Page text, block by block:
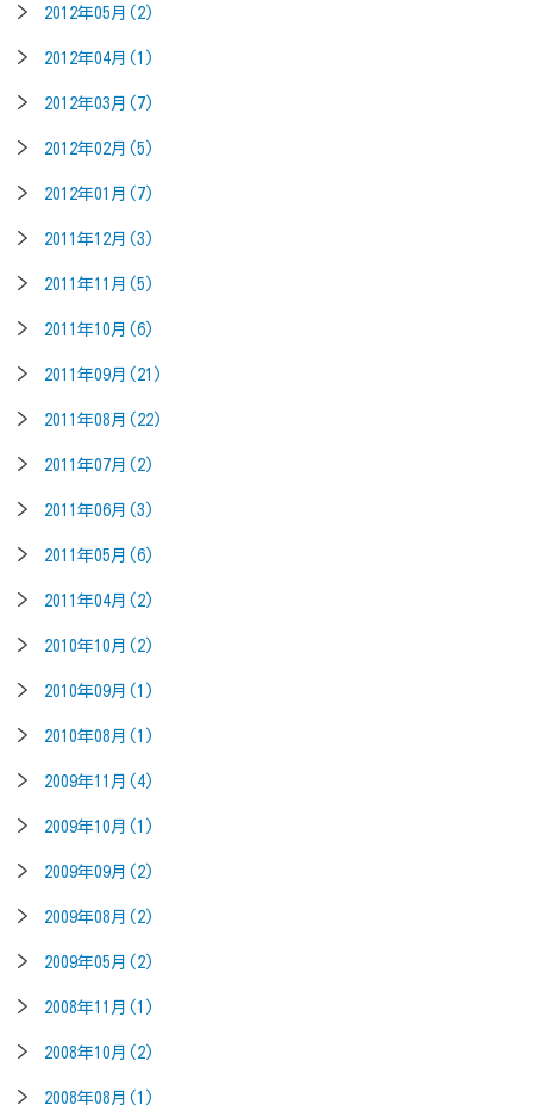
2012年05月(2)
2012年04月(1)
2012年03月(7)
2012年02月(5)
2012年01月(7)
2011年12月(3)
2011年11月(5)
2011年10月(6)
2011年09月(21)
2011年08月(22)
2011年07月(2)
2011年06月(3)
2011年05月(6)
2011年04月(2)
2010年10月(2)
2010年09月(1)
2010年08月(1)
2009年11月(4)
2009年10月(1)
2009年09月(2)
2009年08月(2)
2009年05月(2)
2008年11月(1)
2008年10月(2)
2008年08月(1)